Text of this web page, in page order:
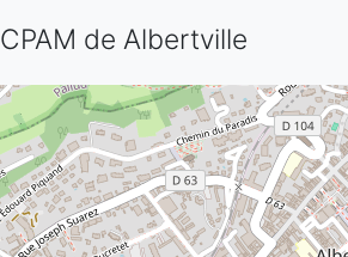
de Albertville